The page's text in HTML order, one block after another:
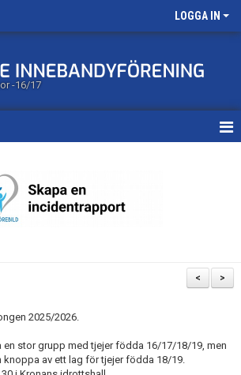
LOGGA IN
-16/17
>
<
2025/2026.
en stor grupp med tjejer födda 16/17/18/19, men
knoppa av ett lag för tjejer födda 18/19.